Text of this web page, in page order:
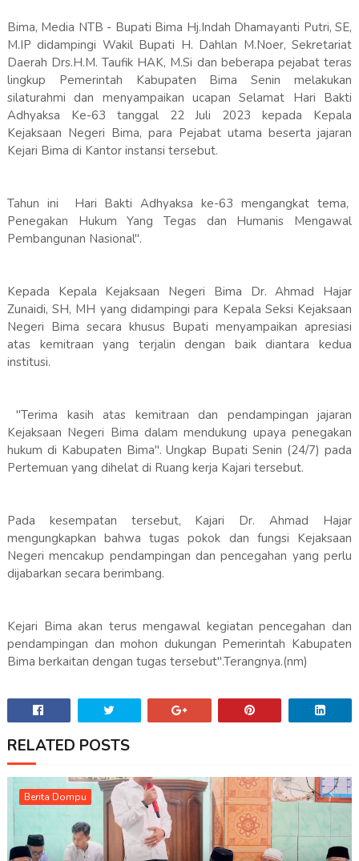
Bima, Media NTB - Bupati Bima Hj.Indah Dhamayanti Putri, SE,
M.IP didampingi Wakil Bupati H. Dahlan M.Noer, Sekretariat
Daerah Drs.H.M. Taufik HAK, M.Si dan beberapa pejabat teras
lingkup Pemerintah Kabupaten Bima Senin melakukan
silaturahmi dan menyampaikan ucapan Selamat Hari Bakti
Adhyaksa Ke-63 tanggal 22 Juli 2023 kepada Kepala
Kejaksaan Negeri Bima, para Pejabat utama beserta jajaran
Kejari Bima di Kantor instansi tersebut.
Tahun ini Hari Bakti Adhyaksa ke-63 mengangkat tema,
Penegakan Hukum Yang Tegas dan Humanis Mengawal
Pembangunan Nasional".
Kepada Kepala Kejaksaan Negeri Bima Dr. Ahmad Hajar
Zunaidi, SH, MH yang didampingi para Kepala Seksi Kejaksaan
Negeri Bima secara khusus Bupati menyampaikan apresiasi
atas kemitraan yang terjalin dengan baik diantara kedua
institusi.
"Terima kasih atas kemitraan dan pendampingan jajaran
Kejaksaan Negeri Bima dalam mendukung upaya penegakan
hukum di Kabupaten Bima". Ungkap Bupati Senin (24/7) pada
Pertemuan yang dihelat di Ruang kerja Kajari tersebut.
Pada kesempatan tersebut, Kajari Dr. Ahmad Hajar
mengungkapkan bahwa tugas pokok dan fungsi Kejaksaan
Negeri mencakup pendampingan dan pencegahan yang perlu
dijabarkan secara berimbang.
Kejari Bima akan terus mengawal kegiatan pencegahan dan
pendampingan dan mohon dukungan Pemerintah Kabupaten
Bima berkaitan dengan tugas tersebut".Terangnya.(nm)
RELATED POSTS
Berita Dompu